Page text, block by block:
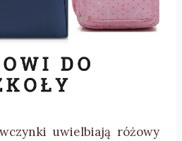
uwielbiają różowy